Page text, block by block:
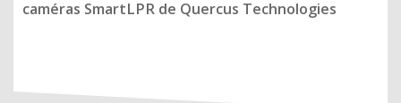
caméras SmartLPR de Quercus Technologies